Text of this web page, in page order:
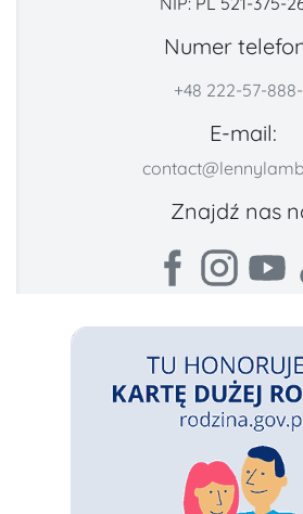
Numer
+48 222-57-
E-mail:
Znajdź nas